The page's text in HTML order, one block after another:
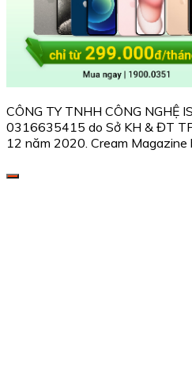
CÔNG TY TNHH CÔNG NGHỆ
0316635415 do Sở KH & ĐT
12 năm 2020. Cream Magazine